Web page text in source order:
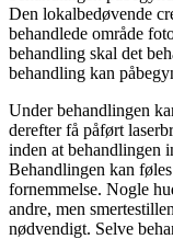
Den lokalbedøvende
behandlede område
behandling skal det
behandling kan
Under behandlingen
derefter få påført
inden at behandlingen
Behandlingen kan
fornemmelse. Nogle
andre, men
nødvendigt. Selve